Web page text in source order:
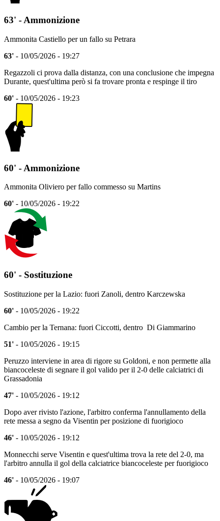
63' - Ammonizione
Ammonita Castiello per un fallo su Petrara
63' - 10/05/2026 - 19:27
Regazzoli ci prova dalla distanza, con una conclusione che impegna
Durante, quest'ultima però si fa trovare pronta e respinge il tiro
60' - 10/05/2026 - 19:23
60' - Ammonizione
Ammonita Oliviero per fallo commesso su Martins
60' - 10/05/2026 - 19:22
60' - Sostituzione
Sostituzione per la Lazio: fuori Zanoli, dentro Karczewska
60' - 10/05/2026 - 19:22
Cambio per la Ternana: fuori Ciccotti, dentro Di Giammarino
51' - 10/05/2026 - 19:15
Peruzzo interviene in area di rigore su Goldoni, e non permette alla
biancoceleste di segnare il gol valido per il 2-0 delle calciatrici di
Grassadonia
47' - 10/05/2026 - 19:12
Dopo aver rivisto l'azione, l'arbitro conferma l'annullamento della
rete messa a segno da Visentin per posizione di fuorigioco
46' - 10/05/2026 - 19:12
Monnecchi serve Visentin e quest'ultima trova la rete del 2-0, ma
l'arbitro annulla il gol della calciatrice biancoceleste per fuorigioco
46' - 10/05/2026 - 19:07